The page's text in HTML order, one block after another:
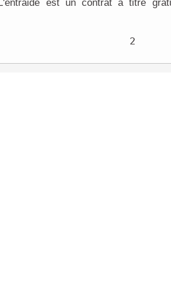
est un contrat à titre